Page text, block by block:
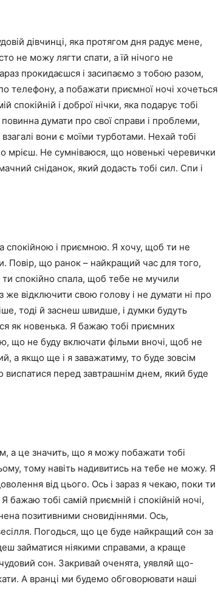
дівчинці, яка протягом дня радує мене,
не можу лягти спати, а їй нічого не
прокидаєшся і засипаємо з тобою разом,
телефону, а побажати приємної ночі хочеться
спокійній і доброї нічки, яка подарує тобі
думати про свої справи і проблеми,
вони є моїми турботами. Нехай тобі
мрієш. Не сумніваюся, що новенькі черевички
сніданок, який додасть тобі сил. Спи і
спокійною і приємною. Я хочу, щоб ти не
Повір, що ранок – найкращий час для того,
спокійно спала, щоб тебе не мучили
же відключити свою голову і не думати ні про
тоді й заснеш швидше, і думки будуть
як новенька. Я бажаю тобі приємних
що не буду включати фільми вночі, щоб не
а якщо ще і я заважатиму, то буде зовсім
перед завтрашнім днем, який буде
а це значить, що я можу побажати тобі
тому навіть надивитись на тебе не можу. Я
від цього. Ось і зараз я чекаю, поки ти
тобі самій приємній і спокійній ночі,
позитивними сновидіннями. Ось,
Погодься, що це буде найкращий сон за
займатися ніякими справами, а краще
сон. Закривай оченята, уявляй що-
А вранці ми будемо обговорювати наші